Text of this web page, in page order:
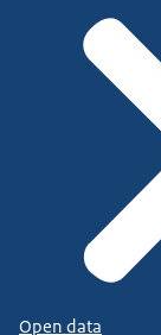
Open data